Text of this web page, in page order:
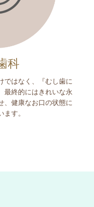
科
ではなく、『むし歯に
最終的にはきれいな永
、健康なお口の状態に
す。